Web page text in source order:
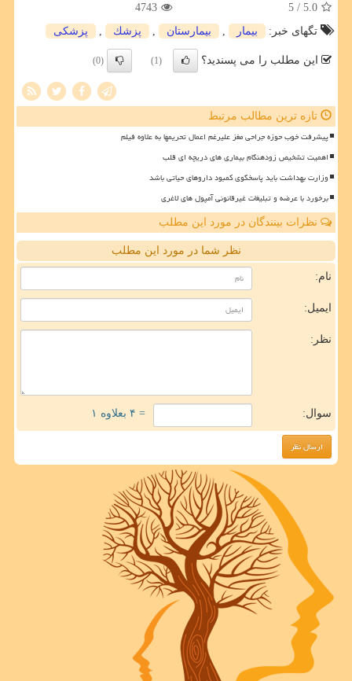
5.0
/ 5
4743
تگهای خبر:
بیمار بیمارستان پزشك پزشكی
این مطلب را می پسندید؟ (1)
(0)
تازه ترین مطالب مرتبط
پیشرفت خوب حوزه جراحی مغز علیرغم اعمال تحریمها به علاوه فیلم
اهمیت تشخیص زودهنگام بیماری های دریچه ای قلب
وزارت بهداشت باید پاسخگوی کمبود داروهای حیاتی باشد
برخورد با عرضه و تبلیغات غیرقانونی آمپول های لاغری
نظرات بینندگان در مورد این مطلب
نظر شما در مورد این مطلب
نام:
ایمیل:
نظر:
سوال: = ۴ بعلاوه ۱